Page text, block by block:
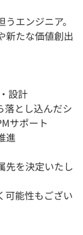
エンジニア。
新たな価値創出
設計
落とし込んだシ
サポート
進
先を決定いたし
可能性もござい